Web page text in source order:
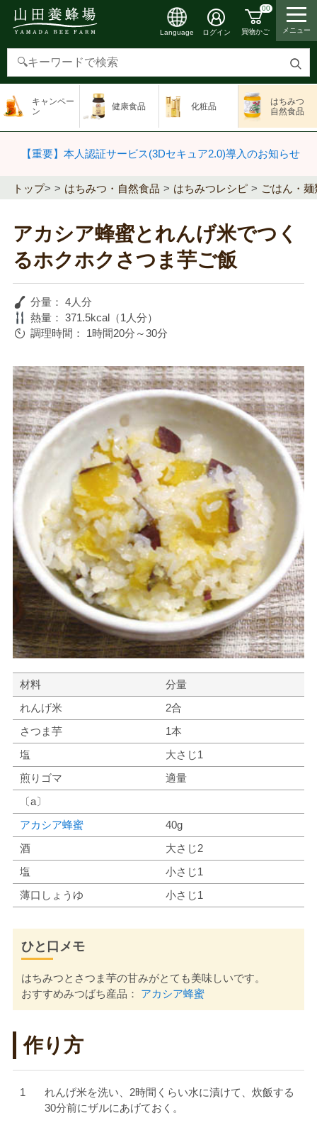
検
す
Language ログイン
00
買物かご メニュー
キャンペー
ン
健康食品 化粧品
はちみつ
自然食品
【重要】本人認証サービス(3Dセキュア2.0)導入のお知らせ
トップ> はちみつ・自然食品 はちみつレシピ ごはん・麺
アカシア蜂蜜とれんげ米でつく
るホクホクさつま芋ご飯
分量： 4人分
熱量： 371.5kcal（1人分）
調理時間：
1時間20分～30分
材料
分量
れんげ米
2合
さつま芋
1本
塩
大さじ1
煎りゴマ
適量
〔a〕
アカシア蜂蜜
40g
酒
大さじ2
塩
小さじ1
薄口しょうゆ
小さじ1
ひと口メモ
はちみつとさつま芋の甘みがとても美味しいです。
おすすめみつばち産品： アカシア蜂蜜
作り方
れんげ米を洗い、2時間くらい水に漬けて、炊飯する
30分前にザルにあげておく。